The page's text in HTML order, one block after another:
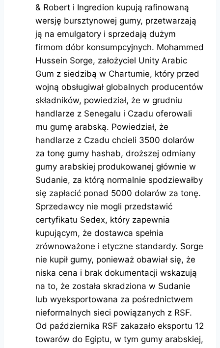
& Robert i Ingredion kupują rafinowaną
wersję bursztynowej gumy, przetwarzają
ją na emulgatory i sprzedają dużym
firmom dóbr konsumpcyjnych. Mohammed
Hussein Sorge, założyciel Unity Arabic
Gum z siedzibą w Chartumie, który przed
wojną obsługiwał globalnych producentów
składników, powiedział, że w grudniu
handlarze z Senegalu i Czadu oferowali
mu gumę arabską. Powiedział, że
handlarze z Czadu chcieli 3500 dolarów
za tonę gumy hashab, droższej odmiany
gumy arabskiej produkowanej głównie w
Sudanie, za którą normalnie spodziewałby
się zapłacić ponad 5000 dolarów za tonę.
Sprzedawcy nie mogli przedstawić
certyfikatu Sedex, który zapewnia
kupującym, że dostawca spełnia
zrównoważone i etyczne standardy. Sorge
nie kupił gumy, ponieważ obawiał się, że
niska cena i brak dokumentacji wskazują
na to, że została skradziona w Sudanie
lub wyeksportowana za pośrednictwem
nieformalnych sieci powiązanych z RSF.
Od października RSF zakazało eksportu 12
towarów do Egiptu, w tym gumy arabskiej,